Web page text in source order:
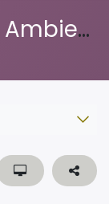
Education 'Nos Medio Ambiente'